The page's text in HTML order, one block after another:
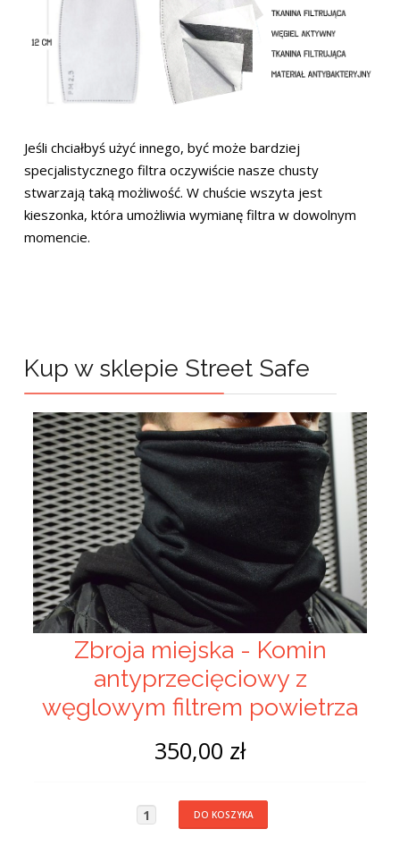
Jeśli chciałbyś użyć innego, być może bardziej
specjalistycznego filtra oczywiście nasze chusty
stwarzają taką możliwość. W chuście wszyta jest
kieszonka, która umożliwia wymianę filtra w dowolnym
momencie.
Kup w sklepie Street Safe
Zbroja miejska - Komin
antyprzecięciowy z
węglowym filtrem powietrza
350,00 zł